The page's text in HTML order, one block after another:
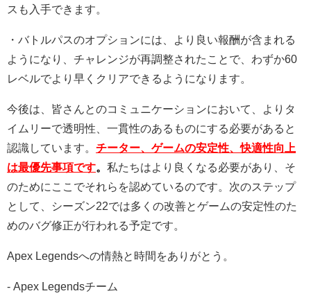
スも入手できます。
・バトルパスのオプションには、より良い報酬が含まれる
ようになり、チャレンジが再調整されたことで、わずか60
レベルでより早くクリアできるようになります。
今後は、皆さんとのコミュニケーションにおいて、よりタ
イムリーで透明性、一貫性のあるものにする必要があると
認識しています。 チーター、ゲームの安定性、快適性向上
は最優先事項です。 私たちはより良くなる必要があり、そ
のためにここでそれらを認めているのです。次のステップ
として、シーズン22では多くの改善とゲームの安定性のた
めのバグ修正が行われる予定です。
Apex Legendsへの情熱と時間をありがとう。
- Apex Legendsチーム